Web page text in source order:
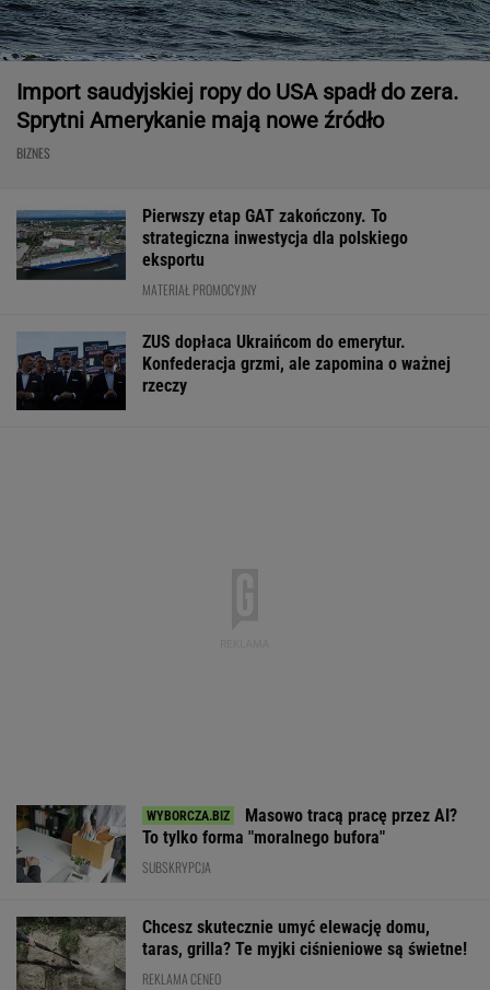
Import saudyjskiej ropy do USA spadł do zera.
Sprytni Amerykanie mają nowe źródło
BIZNES
Pierwszy etap GAT zakończony. To
strategiczna inwestycja dla polskiego
eksportu
MATERIAŁ PROMOCYJNY
ZUS dopłaca Ukraińcom do emerytur.
Konfederacja grzmi, ale zapomina o ważnej
rzeczy
Masowo tracą pracę przez AI?
To tylko forma "moralnego bufora"
SUBSKRYPCJA
Chcesz skutecznie umyć elewację domu,
taras, grilla? Te myjki ciśnieniowe są świetne!
REKLAMA CENEO